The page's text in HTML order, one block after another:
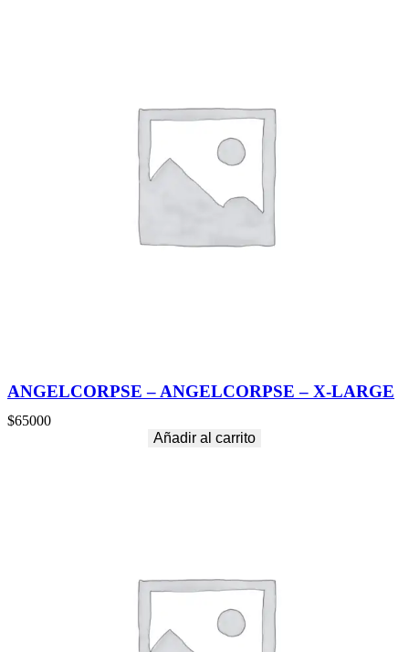
ANGELCORPSE – ANGELCORPSE – X-LARGE
$65000
Añadir al carrito